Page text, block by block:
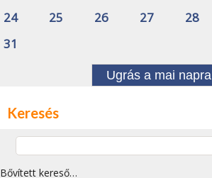
24
25 26 27 28
31
Ugrás a mai napra
Keresés
Bővített kereső…